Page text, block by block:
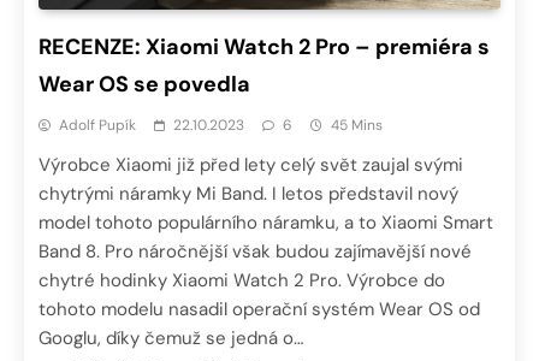
RECENZE: Xiaomi Watch 2 Pro – premiéra s
Wear OS se povedla
Adolf Pupík 22.10.2023 6 45 Mins
Výrobce Xiaomi již před lety celý svět zaujal svými
chytrými náramky Mi Band. I letos představil nový
model tohoto populárního náramku, a to Xiaomi Smart
Band 8. Pro náročnější však budou zajímavější nové
chytré hodinky Xiaomi Watch 2 Pro. Výrobce do
tohoto modelu nasadil operační systém Wear OS od
Googlu, díky čemuž se jedná o…